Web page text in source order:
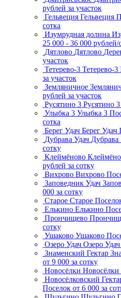
рублей за участок
Гельвеция Гельвеция
сотка
Изумрудная долина
25 000 - 36 000 рублей/
Дятлово Дятлово
участок
Тетерево-3 Тетерево-3
за участок
Земляничное
рублей за участок
Русятино 3 Русятино 3
Улыбка 3 Улыбка 3
сотка
Берег Удач Берег Удач
Дубрава Удач Дубрава
сотку
Клеймёново
рублей за сотку
Вихрово Вихрово
Заповедник Удач
000 за сотку
Старое Старое
Елькино Елькино
Прончищево
сотку
Ушаково Ушаково
Озеро Удач Озеро Удач
Знаменский Гектар
от 9 000 за сотку
Новосёлки Новосёлки
Новосёлковский
Поселок от 6 000 за